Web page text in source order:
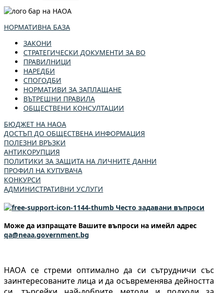
НОРМАТИВНА БАЗА
ЗАКОНИ
СТРАТЕГИЧЕСКИ ДОКУМЕНТИ ЗА ВО
ПРАВИЛНИЦИ
НАРЕДБИ
СПОГОДБИ
НОРМАТИВИ ЗА ЗАПЛАЩАНЕ
ВЪТРЕШНИ ПРАВИЛА
ОБЩЕСТВЕНИ КОНСУЛТАЦИИ
БЮДЖЕТ НА НАОА
ДОСТЪП ДО ОБЩЕСТВЕНА ИНФОРМАЦИЯ
ПОЛЕЗНИ ВРЪЗКИ
АНТИКОРУПЦИЯ
ПОЛИТИКИ ЗА ЗАЩИТА НА ЛИЧНИТЕ ДАННИ
ПРОФИЛ НА КУПУВАЧА
КОНКУРСИ
АДМИНИСТРАТИВНИ УСЛУГИ
Често задавани въпроси
Може да изпращате Вашите въпроси на имейл адрес
qa@neaa.government.bg
НАОА се стреми оптимално да си сътрудничи със
заинтересованите лица и да осъвременява дейността